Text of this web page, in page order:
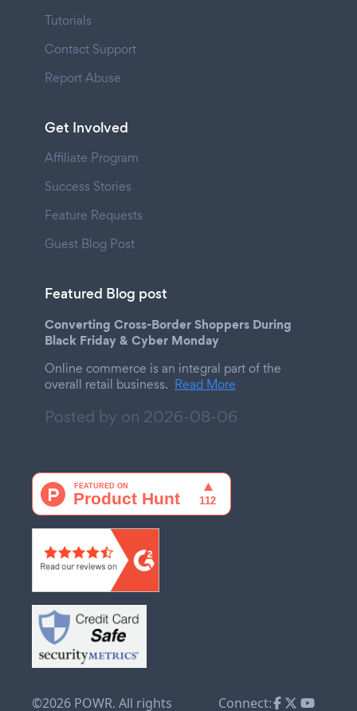
Tutorials
Contact Support
Report Abuse
Get Involved
Affiliate Program
Success Stories
Feature Requests
Guest Blog Post
Featured Blog post
Converting Cross-Border Shoppers During
Black Friday & Cyber Monday
Online commerce is an integral part of the
overall retail business. Read More
Posted by on 2026-08-06
©2026 POWR. All rights Connect: